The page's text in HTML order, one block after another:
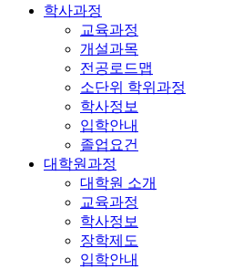
학사과정
교육과정
개설과목
전공로드맵
소단위 학위과정
학사정보
입학안내
졸업요건
대학원과정
대학원 소개
교육과정
학사정보
장학제도
입학안내